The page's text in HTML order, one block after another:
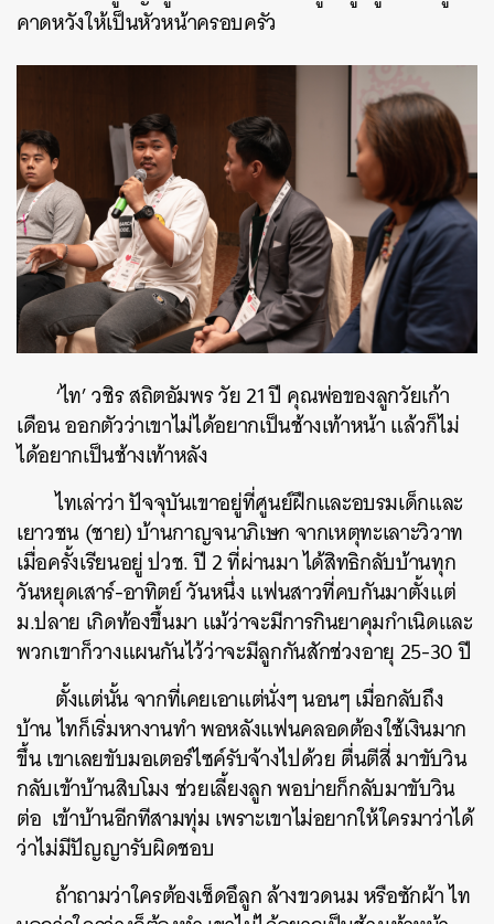
คาดหวังให้เป็นหัวหน้าครอบครัว
‘ไท’ วชิร สถิตอัมพร วัย 21 ปี คุณพ่อของลูกวัยเก้า
เดือน ออกตัวว่าเขาไม่ได้อยากเป็นช้างเท้าหน้า แล้วก็ไม่
ได้อยากเป็นช้างเท้าหลัง
ไทเล่าว่า ปัจจุบันเขาอยู่ที่ศูนย์ฝึกและอบรมเด็กและ
เยาวชน (ชาย) บ้านกาญจนาภิเษก จากเหตุทะเลาะวิวาท
เมื่อครั้งเรียนอยู่ ปวช. ปี 2 ที่ผ่านมา ได้สิทธิกลับบ้านทุก
วันหยุดเสาร์-อาทิตย์ วันหนึ่ง แฟนสาวที่คบกันมาตั้งแต่
ม.ปลาย เกิดท้องขึ้นมา แม้ว่าจะมีการกินยาคุมกำเนิดและ
พวกเขาก็วางแผนกันไว้ว่าจะมีลูกกันสักช่วงอายุ 25-30 ปี
ตั้งแต่นั้น จากที่เคยเอาแต่นั่งๆ นอนๆ เมื่อกลับถึง
บ้าน ไทก็เริ่มหางานทำ พอหลังแฟนคลอดต้องใช้เงินมาก
ขึ้น เขาเลยขับมอเตอร์ไซค์รับจ้างไปด้วย ตื่นตีสี่ มาขับวิน
กลับเข้าบ้านสิบโมง ช่วยเลี้ยงลูก พอบ่ายก็กลับมาขับวิน
ต่อ เข้าบ้านอีกทีสามทุ่ม เพราะเขาไม่อยากให้ใครมาว่าได้
ว่าไม่มีปัญญารับผิดชอบ
ถ้าถามว่าใครต้องเช็ดอึลูก ล้างขวดนม หรือซักผ้า ไท